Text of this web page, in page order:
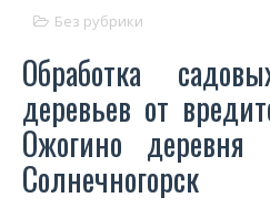
Без рубрики
Обработка
деревьев от
Ожогино деревня
Солнечногорск